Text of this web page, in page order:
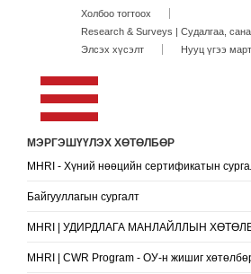
Холбоо тогтоох
Research & Surveys | Судалгаа,
Элсэх хүсэлт
Нууц үгээ
МЭРГЭШҮҮЛЭХ ХӨТӨЛБӨР
MHRI - Хүний нөөцийн сертификатын
Байгууллагын сургалт
MHRI | УДИРДЛАГА МАНЛАЙЛЛЫН
MHRI | CWR Program - ОУ-н жишиг